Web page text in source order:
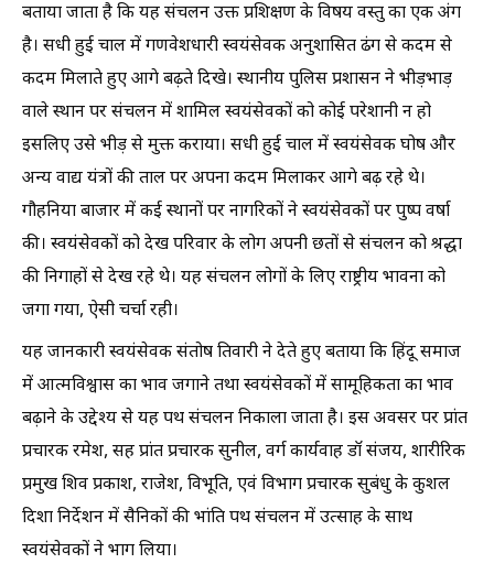
बताया जाता है कि यह संचलन उक्त प्रशिक्षण के विषय वस्तु का एक अंग
है। सधी हुई चाल में गणवेशधारी स्वयंसेवक अनुशासित ढंग से कदम से
कदम मिलाते हुए आगे बढ़ते दिखे। स्थानीय पुलिस प्रशासन ने भीड़भाड़
वाले स्थान पर संचलन में शामिल स्वयंसेवकों को कोई परेशानी न हो
इसलिए उसे भीड़ से मुक्त कराया। सधी हुई चाल में स्वयंसेवक घोष और
अन्य वाद्य यंत्रों की ताल पर अपना कदम मिलाकर आगे बढ़ रहे थे।
गौहनिया बाजार में कई स्थानों पर नागरिकों ने स्वयंसेवकों पर पुष्प वर्षा
की। स्वयंसेवकों को देख परिवार के लोग अपनी छतों से संचलन को श्रद्धा
की निगाहों से देख रहे थे। यह संचलन लोगों के लिए राष्ट्रीय भावना को
जगा गया, ऐसी चर्चा रही।
यह जानकारी स्वयंसेवक संतोष तिवारी ने देते हुए बताया कि हिंदू समाज
में आत्मविश्वास का भाव जगाने तथा स्वयंसेवकों में सामूहिकता का भाव
बढ़ाने के उद्देश्य से यह पथ संचलन निकाला जाता है। इस अवसर पर प्रांत
प्रचारक रमेश, सह प्रांत प्रचारक सुनील, वर्ग कार्यवाह डॉ संजय, शारीरिक
प्रमुख शिव प्रकाश, राजेश, विभूति, एवं विभाग प्रचारक सुबंधु के कुशल
दिशा निर्देशन में सैनिकों की भांति पथ संचलन में उत्साह के साथ
स्वयंसेवकों ने भाग लिया।